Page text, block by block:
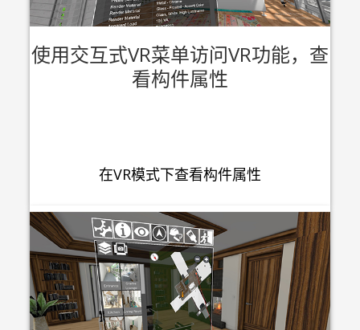
使用交互式VR菜单访问VR功能，查
看构件属性
在VR模式下查看构件属性